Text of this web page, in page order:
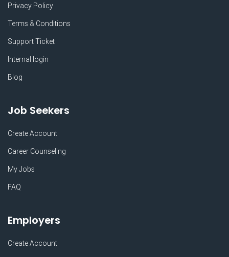
Privacy Policy
Terms & Conditions
Support Ticket
Internal login
Blog
Job Seekers
Create Account
Career Counseling
My Jobs
FAQ
Employers
Create Account